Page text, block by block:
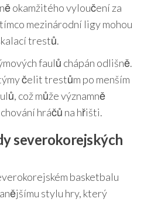
okamžitého vyloučení za
mezinárodní ligy mohou
trestů.
faulů chápán odlišně.
čelit trestům po menším
což může významně
hráčů na hřišti.
severokorejských
basketbalu
stylu hry, který